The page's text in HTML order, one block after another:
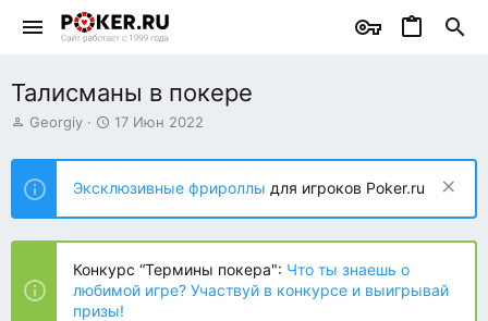
Талисманы в покере
А
т
о
р
т
е
ы
Georgiy
Д
т
н
а
ч
л
а
17 Июн 2022
Эксклюзивные фрироллы для игроков Poker.ru
Конкурс “Термины покера": Что ты знаешь о
любимой игре? Участвуй в конкурсе и выигрывай
призы!